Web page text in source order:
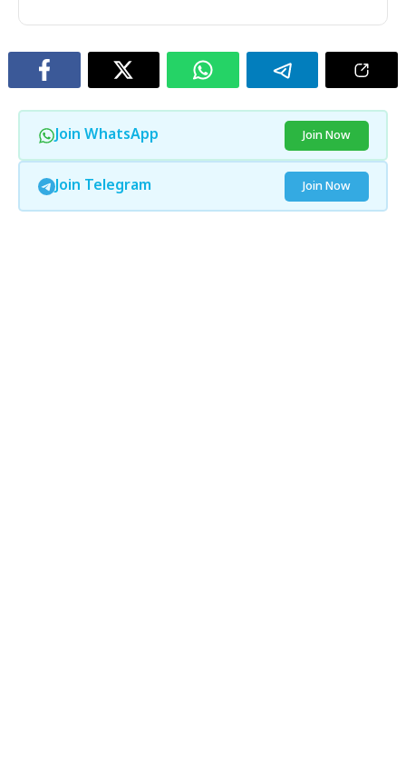
Join WhatsApp Join Now
Join Telegram Join Now